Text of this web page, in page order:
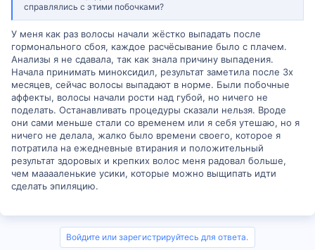
справлялись с этими побочками?
У меня как раз волосы начали жёстко выпадать после
гормонального сбоя, каждое расчёсывание было с плачем.
Анализы я не сдавала, так как знала причину выпадения.
Начала принимать миноксидил, результат заметила после 3х
месяцев, сейчас волосы выпадают в норме. Были побочные
аффекты, волосы начали рости над губой, но ничего не
поделать. Останавливать процедуры сказали нельзя. Вроде
они сами меньше стали со временем или я себя утешаю, но я
ничего не делала, жалко было времени своего, которое я
потратила на ежедневные втирания и положительный
результат здоровых и крепких волос меня радовал больше,
чем мааааленькие усики, которые можно выщипать идти
сделать эпиляцию.
Войдите или зарегистрируйтесь для ответа.